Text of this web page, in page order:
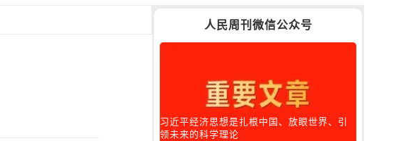
人民周刊微信公众号
习近平经济思想是扎根中国、放眼世界、引
领未来的科学理论